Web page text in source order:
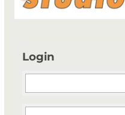
Login